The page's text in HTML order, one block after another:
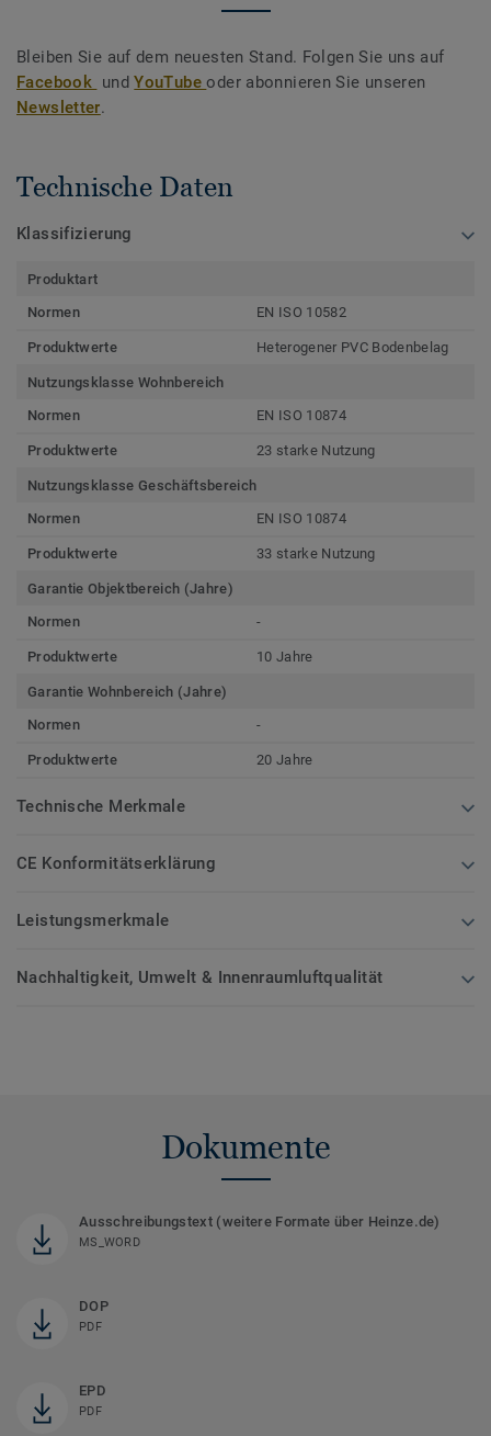
Bleiben Sie auf dem neuesten Stand. Folgen Sie uns auf
Facebook undYouTubeoder abonnieren Sie unseren
Newsletter.
Technische Daten
Klassifizierung
Produktart
Normen
EN ISO 10582
Produktwerte Heterogener PVC Bodenbelag
Nutzungsklasse Wohnbereich
Normen
EN ISO 10874
Produktwerte 23 starke Nutzung
Nutzungsklasse Geschäftsbereich
Normen
EN ISO 10874
Produktwerte 33 starke Nutzung
Garantie Objektbereich (Jahre)
Normen
-
Produktwerte 10 Jahre
Garantie Wohnbereich (Jahre)
Normen
-
Produktwerte 20 Jahre
Technische Merkmale
CE Konformitätserklärung
Leistungsmerkmale
Nachhaltigkeit, Umwelt & Innenraumluftqualität
Dokumente
Ausschreibungstext (weitere Formate über Heinze.de)
MS_WORD
DOP
PDF
EPD
PDF